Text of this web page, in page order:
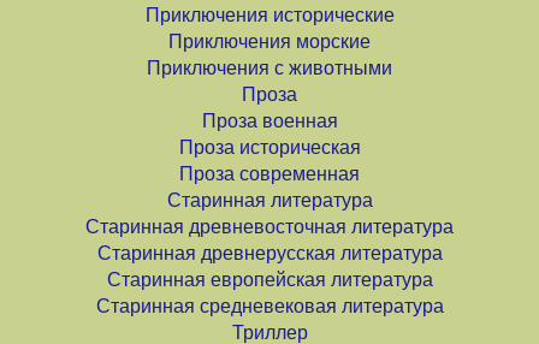
Приключения исторические
Приключения морские
Приключения с животными
Проза
Проза военная
Проза историческая
Проза современная
Старинная литература
Старинная древневосточная литература
Старинная древнерусская литература
Старинная европейская литература
Старинная средневековая литература
Триллер